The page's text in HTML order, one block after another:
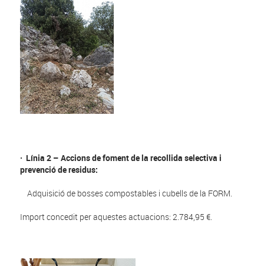
· Línia 2 – Accions de foment de la recollida selectiva i
prevenció de residus:
Adquisició de bosses compostables i cubells de la FORM.
Import concedit per aquestes actuacions: 2.784,95 €.